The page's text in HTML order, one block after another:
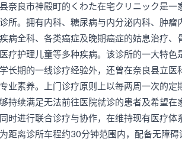
奈良市神殿町的くわた在宅クリニック是
所。拥有内科、糖尿病与内分泌内科、肿
病全科、各类癌症及晚期癌症的姑息治疗
疗护理儿童等多种疾病。该诊所的一大特
长期的一线诊疗经验外，还曾在奈良县立
业素养。上门诊疗原则上以每两周一次的
持续满足无法前往医院就诊的患者及希望
时进行联合诊疗与协作，在维持现有医疗
距离诊所车程约30分钟范围内，配备无障